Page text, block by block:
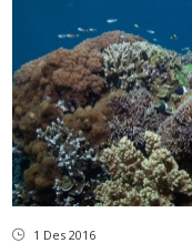
1 Des 2016